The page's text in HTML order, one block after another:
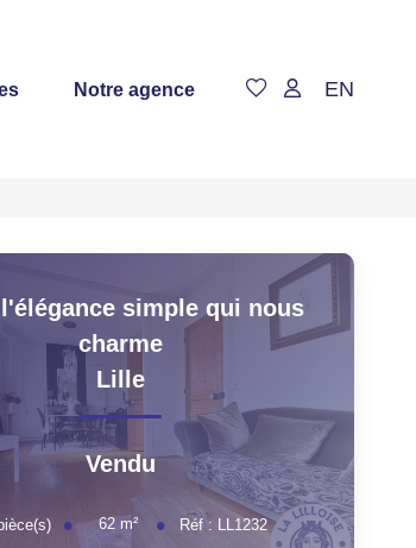
Notre agence EN
simple qui nous
charme
Lille
Vendu
62 m² Réf : LL1232